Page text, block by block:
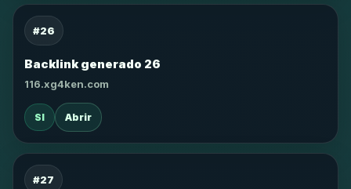
#26
Backlink generado 26
116.xg4ken.com
SI Abrir
#27